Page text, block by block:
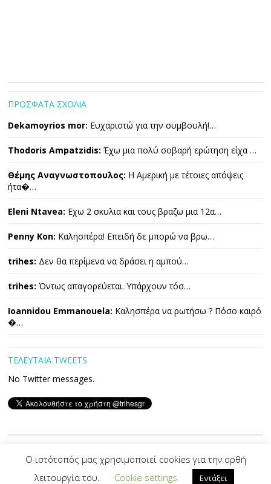
ΠΡΟΣΦΑΤΑ ΣΧΟΛΙΑ
Dekamoyrios mor: Ευχαριστώ για την συμβουλή!…
Thodoris Ampatzidis: Έχω μια πολύ σοβαρή ερώτηση είχα …
Θέμης Αναγνωστοπουλος: Η Αμερική με τέτοιες απόψεις
ήτα�…
Eleni Ntavea: Εχω 2 σκυλια και τους βραζω μια 12α…
Penny Kon: Καλησπέρα! Επειδή δε μπορώ να βρω…
trihes: Δεν θα περίμενα να δράσει η αμπού…
trihes: Όντως απαγορεύεται. Υπάρχουν τόσ…
Ioannidou Emmanouela: Καλησπέρα να ρωτήσω ? Πόσο καιρό
�…
ΤΕΛΕΥΤΑΙΑ TWEETS
No Twitter messages.
Copyright © 2026 ΤΡΙΧΕΣ. All Rights Reserved.
Designed by
Developed By -|PVS|-
Ο ιστότοπός μας χρησιμοποιεί cookies για την ορθή
λειτουργία του.
Cookie settings Εντάξει